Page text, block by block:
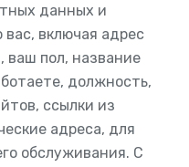
данных и
включая адрес
ваш пол, название
должность,
ссылки из
адреса, для
обслуживания. С